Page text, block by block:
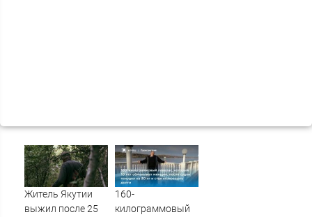
Житель Якутии
выжил после 25
160-
килограммовый